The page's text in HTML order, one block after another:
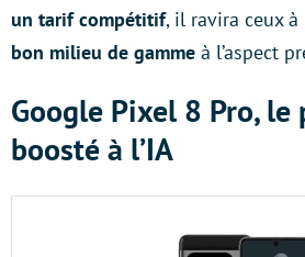
un tarif compétitif, il ravira ceux à
bon milieu de gamme à l’aspect
Google Pixel 8 Pro,
boosté à l’IA